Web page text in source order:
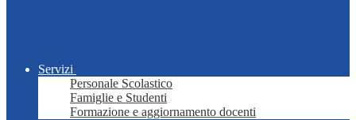
Servizi
Personale Scolastico
Famiglie e Studenti
Formazione e aggiornamento docenti